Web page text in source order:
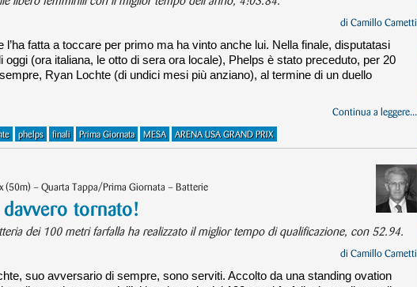
di Camillo Cametti
l’ha fatta a toccare per primo ma ha vinto anche lui. Nella finale, disputatasi
oggi (ora italiana, le otto di sera ora locale), Phelps è stato preceduto, per 20
Ryan Lochte (di undici mesi più anziano), al termine di un duello
Continua a leggere...
phelps finali Prima Giornata MESA ARENA USA GRAND PRIX
(50m) – Quarta Tappa/Prima Giornata – Batterie
davvero tornato!
dei 100 metri farfalla ha realizzato il miglior tempo di qualificazione, con 52.94.
di Camillo Cametti
suo avversario di sempre, sono serviti. Accolto da una standing ovation